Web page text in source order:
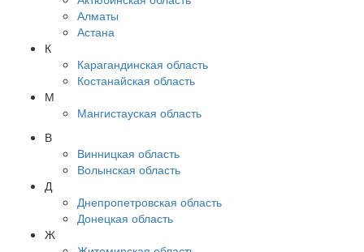
Алматы
Астана
К
Карагандинская область
Костанайская область
М
Мангистауская область
В
Винницкая область
Волынская область
Д
Днепропетровская область
Донецкая область
Ж